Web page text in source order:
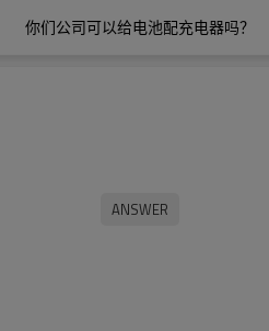
你们公司可以给电池配充电器吗？